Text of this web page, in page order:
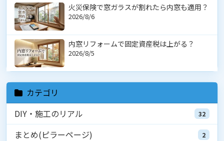
火災保険で窓ガラスが割れたら内窓も適用？
2026/8/6
内窓リフォームで固定資産税は上がる？
2026/8/5
カテゴリ
DIY・施工のリアル
32
まとめ(ピラーページ) 2